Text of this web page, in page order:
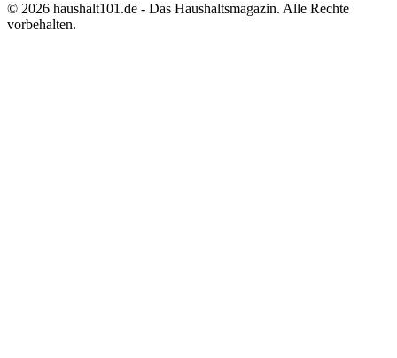
© 2026 haushalt101.de - Das Haushaltsmagazin. Alle Rechte
vorbehalten.